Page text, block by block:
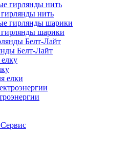
нить
шарики
Белт-Лайт
елки